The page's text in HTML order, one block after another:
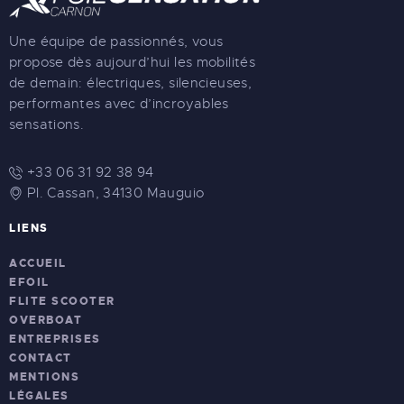
Une équipe de passionnés, vous
propose dès aujourd’hui les mobilités
de demain: électriques, silencieuses,
performantes avec d’incroyables
sensations.
+33 06 31 92 38 94
Pl. Cassan, 34130 Mauguio
LIENS
ACCUEIL
EFOIL
FLITE SCOOTER
OVERBOAT
ENTREPRISES
CONTACT
MENTIONS
LÉGALES